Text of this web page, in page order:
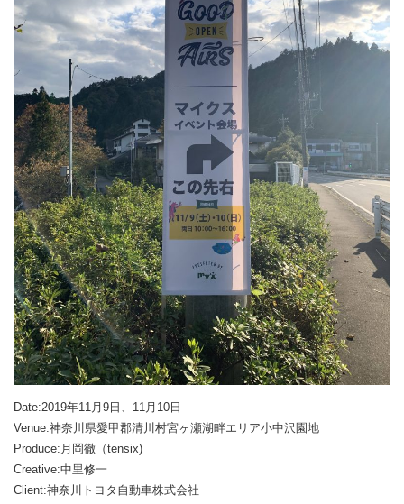
Date:2019年11月9日、11月10日
Venue:神奈川県愛甲郡清川村宮ヶ瀬湖畔エリア小中沢園地
Produce:月岡徹（tensix)
Creative:中里修一
Client:神奈川トヨタ自動車株式会社